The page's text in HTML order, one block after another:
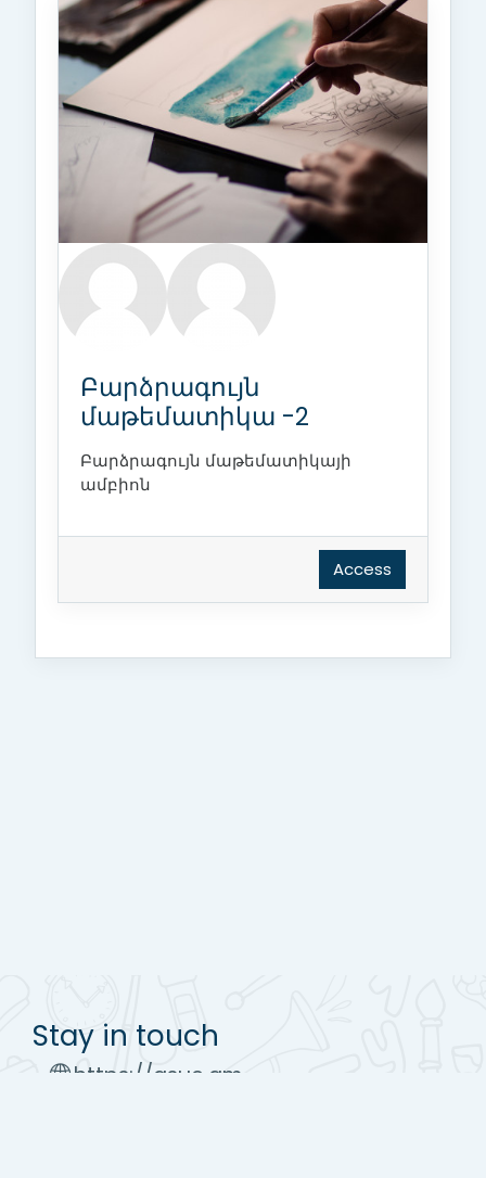
Բարձրագույն
մաթեմատիկա -2
Բարձրագույն մաթեմատիկայի
ամբիոն
Access
Stay in touch
https://asue.am